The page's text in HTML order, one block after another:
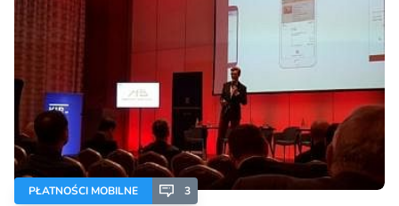
PŁATNOŚCI MOBILNE 3